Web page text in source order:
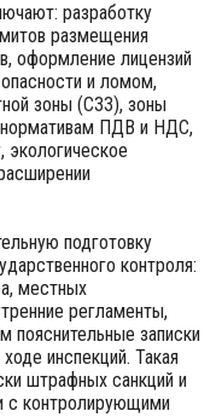
разработку
размещения
оформление лицензий
и ломом,
зоны (СЗЗ), зоны
нормативам ПДВ и НДС,
экологическое
подготовку
контроля:
местных
регламенты,
пояснительные записки
инспекций. Такая
штрафных санкций и
с контролирующими